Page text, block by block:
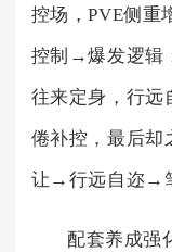
控场，PVE侧重
控制→爆发逻辑
往来定身，行远
倦补控，最后却
让→行远自迩→
配套养成强